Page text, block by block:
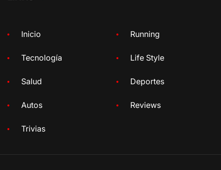
Inicio Running
Tecnología Life Style
Salud Deportes
Autos Reviews
Trivias